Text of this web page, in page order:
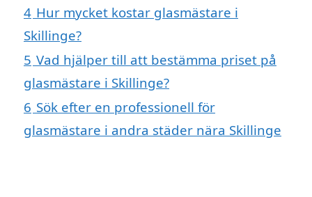
4 Hur mycket kostar glasmästare i
Skillinge?
5 Vad hjälper till att bestämma priset på
glasmästare i Skillinge?
6 Sök efter en professionell för
glasmästare i andra städer nära Skillinge